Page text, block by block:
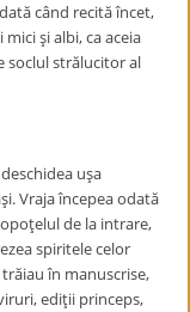
când recită încet,
şi albi, ca aceia
soclul strălucitor al
uşa
Vraja începea odată
de la intrare,
spiritele celor
trăiau în manuscrise,
ediţii princeps,